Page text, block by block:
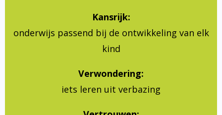
Kansrijk:
onderwijs passend bij de ontwikkeling van elk
kind
Verwondering:
iets leren uit verbazing